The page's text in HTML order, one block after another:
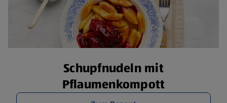
Schupfnudeln mit
Pflaumenkompott